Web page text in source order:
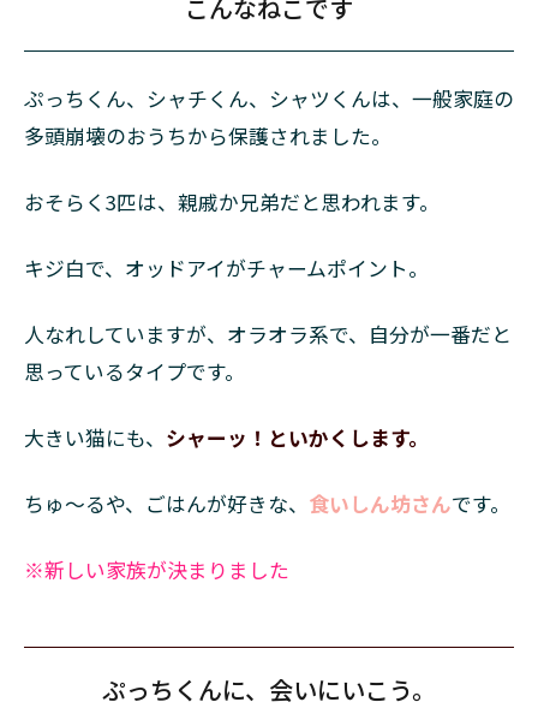
こんなねこです
ぷっちくん、シャチくん、シャツくんは、一般家庭の
多頭崩壊のおうちから保護されました。
おそらく3匹は、親戚か兄弟だと思われます。
キジ白で、オッドアイがチャームポイント。
人なれしていますが、オラオラ系で、自分が一番だと
思っているタイプです。
大きい猫にも、 シャーッ！といかくします。
ちゅ〜るや、ごはんが好きな、 食いしん坊さんです。
※新しい家族が決まりました
ぷっちくんに、会いにいこう。